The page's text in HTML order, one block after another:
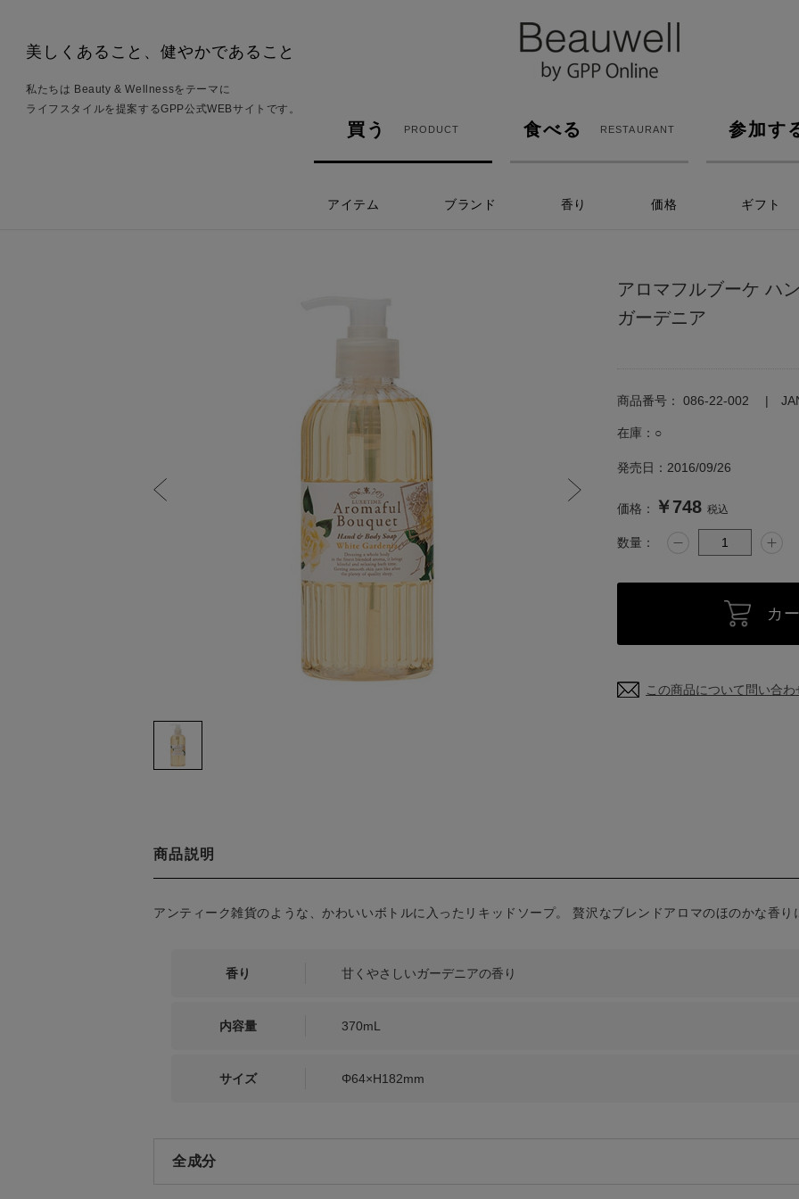
美しくあること、健やかであること
私たちは Beauty & Wellnessをテーマに
ライフスタイルを提案するGPP公式WEBサイトです。
買う PRODUCT 食べる RESTAURANT 参加す
アイテム ブランド 香り 価格 ギフト
アロマフルブーケ ハ
ガーデニア
在庫： ○
発売日： 2016/09/26
価格： ￥748 税込
商品番号： 086-22-002
数量：
カ
この商品について問い合わ
商品説明
アンティーク雑貨のような、かわいいボトルに入ったリキッドソープ。 贅沢なブレンドアロマのほのかな香り
香り 甘くやさしいガーデニアの香り
内容量 370mL
サイズ Φ64×H182mm
全成分